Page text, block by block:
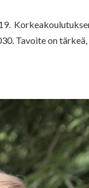
Tavoite on